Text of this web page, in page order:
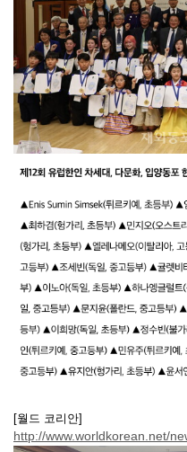
[월드 코리안]
http://www.worldkorean.net/